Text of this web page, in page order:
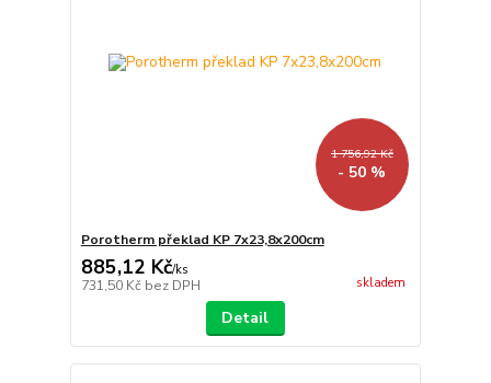
1 756,92 Kč
- 50 %
Porotherm překlad KP 7x23,8x200cm
885,12 Kč/ks
731,50 Kč bez DPH skladem
Detail